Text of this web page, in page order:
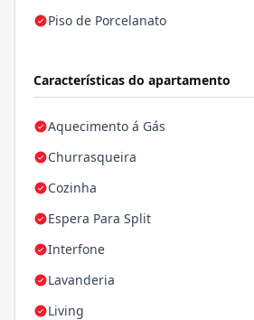
Piso de Porcelanato
Características do apartamento
Aquecimento á Gás
Churrasqueira
Cozinha
Espera Para Split
Interfone
Lavanderia
Living